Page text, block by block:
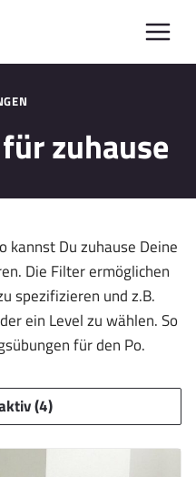
zuhause
kannst Du zuhause Deine
Die Filter ermöglichen
spezifizieren und z.B.
ein Level zu wählen. So
für den Po.
(4)